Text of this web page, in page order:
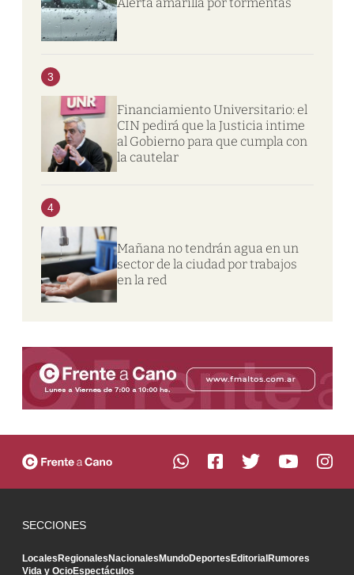
3
Financiamiento Universitario: el
CIN pedirá que la Justicia intime
al Gobierno para que cumpla con
la cautelar
4
Mañana no tendrán agua en un
sector de la ciudad por trabajos
en la red
SECCIONES
LocalesRegionalesNacionalesMundoDeportesEditorialRumores
Vida y OcioEspectáculos